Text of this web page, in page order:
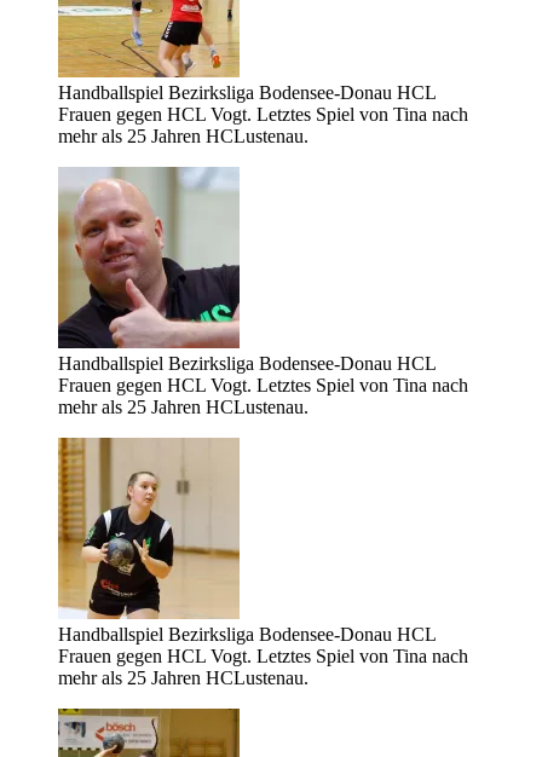
Handballspiel Bezirksliga Bodensee-Donau HCL
Frauen gegen HCL Vogt. Letztes Spiel von Tina nach
mehr als 25 Jahren HCLustenau.
Handballspiel Bezirksliga Bodensee-Donau HCL
Frauen gegen HCL Vogt. Letztes Spiel von Tina nach
mehr als 25 Jahren HCLustenau.
Handballspiel Bezirksliga Bodensee-Donau HCL
Frauen gegen HCL Vogt. Letztes Spiel von Tina nach
mehr als 25 Jahren HCLustenau.